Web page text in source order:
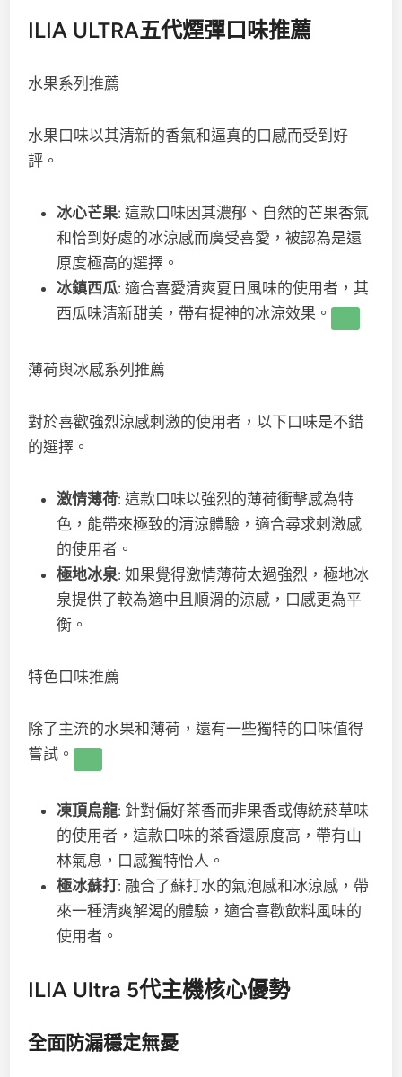
ILIA ULTRA五代煙彈口味推薦
水果系列推薦
水果口味以其清新的香氣和逼真的口感而受到好
評。
冰心芒果: 這款口味因其濃郁、自然的芒果香氣
和恰到好處的冰涼感而廣受喜愛，被認為是還
原度極高的選擇。
冰鎮西瓜: 適合喜愛清爽夏日風味的使用者，其
西瓜味清新甜美，帶有提神的冰涼效果。
薄荷與冰感系列推薦
對於喜歡強烈涼感刺激的使用者，以下口味是不錯
的選擇。
激情薄荷: 這款口味以強烈的薄荷衝擊感為特
色，能帶來極致的清涼體驗，適合尋求刺激感
的使用者。
極地冰泉: 如果覺得激情薄荷太過強烈，極地冰
泉提供了較為適中且順滑的涼感，口感更為平
衡。
特色口味推薦
除了主流的水果和薄荷，還有一些獨特的口味值得
嘗試。
凍頂烏龍: 針對偏好茶香而非果香或傳統菸草味
的使用者，這款口味的茶香還原度高，帶有山
林氣息，口感獨特怡人。
極冰蘇打: 融合了蘇打水的氣泡感和冰涼感，帶
來一種清爽解渴的體驗，適合喜歡飲料風味的
使用者。
ILIA Ultra 5代主機核心優勢
全面防漏穩定無憂